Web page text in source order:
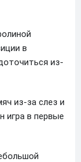
в
из-
из-за слез и
игра в первые